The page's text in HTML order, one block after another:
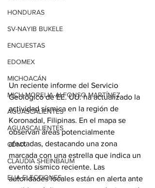
HONDURAS
SV-NAYIB BUKELE
ENCUESTAS
EDOMEX
MICHOACÁN
MICH-MORELIA-ALFONSO MARTÍNEZ
AGUASCALIENTES
AGUASCALIENTES
CDMX
CLAUDIA SHEINBAUM
EUA ELECCIONES
Un reciente informe del Servicio
Geológico de EE. UU. ha actualizado la
actividad sísmica en la región de
Koronadal, Filipinas. En el mapa se
observan áreas potencialmente
afectadas, destacando una zona
marcada con una estrella que indica un
evento sísmico reciente. Las
autoridades locales están en alerta ante